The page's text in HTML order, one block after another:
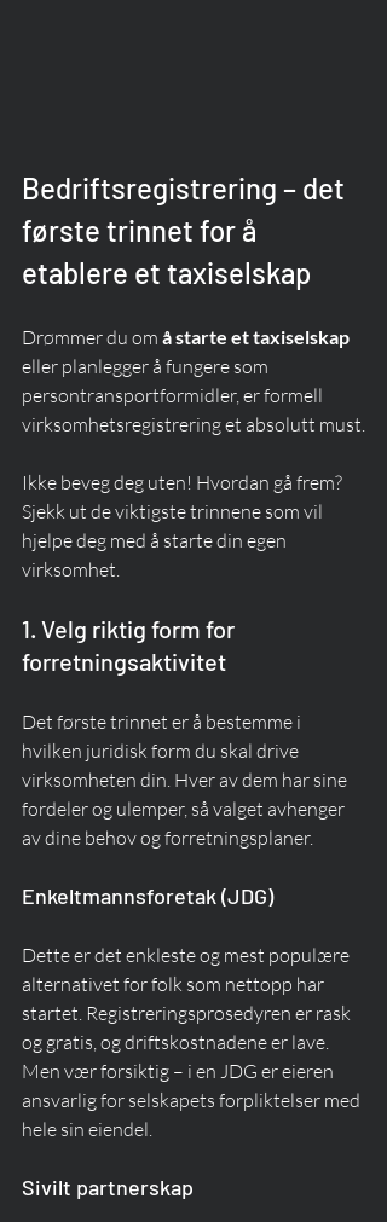
Bedriftsregistrering – det
første trinnet for å
etablere et taxiselskap
Drømmer du om å starte et taxiselskap
eller planlegger å fungere som
persontransportformidler, er formell
virksomhetsregistrering et absolutt must.
Ikke beveg deg uten! Hvordan gå frem?
Sjekk ut de viktigste trinnene som vil
hjelpe deg med å starte din egen
virksomhet.
1. Velg riktig form for
forretningsaktivitet
Det første trinnet er å bestemme i
hvilken juridisk form du skal drive
virksomheten din. Hver av dem har sine
fordeler og ulemper, så valget avhenger
av dine behov og forretningsplaner.
Enkeltmannsforetak (JDG)
Dette er det enkleste og mest populære
alternativet for folk som nettopp har
startet. Registreringsprosedyren er rask
og gratis, og driftskostnadene er lave.
Men vær forsiktig – i en JDG er eieren
ansvarlig for selskapets forpliktelser med
hele sin eiendel.
Sivilt partnerskap